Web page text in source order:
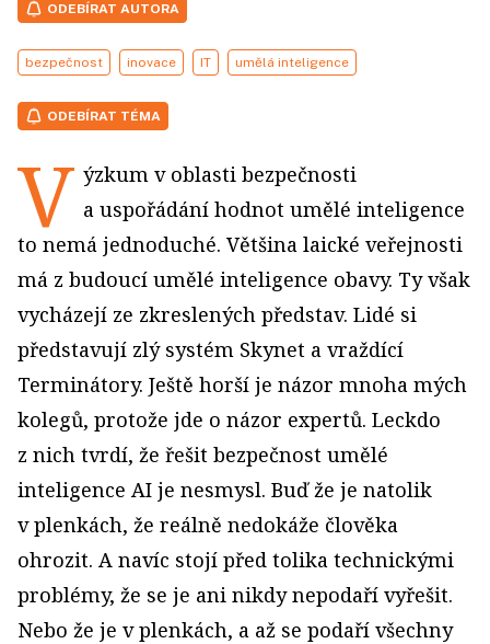
ODEBÍRAT AUTORA
bezpečnost inovace IT umělá inteligence
ODEBÍRAT TÉMA
V ýzkum v oblasti bezpečnosti
a uspořádání hodnot umělé inteligence
to nemá jednoduché. Většina laické veřejnosti
má z budoucí umělé inteligence obavy. Ty však
vycházejí ze zkreslených představ. Lidé si
představují zlý systém Skynet a vraždící
Terminátory. Ještě horší je názor mnoha mých
kolegů, protože jde o názor expertů. Leckdo
z nich tvrdí, že řešit bezpečnost umělé
inteligence AI je nesmysl. Buď že je natolik
v plenkách, že reálně nedokáže člověka
ohrozit. A navíc stojí před tolika technickými
problémy, že se je ani nikdy nepodaří vyřešit.
Nebo že je v plenkách, a až se podaří všechny